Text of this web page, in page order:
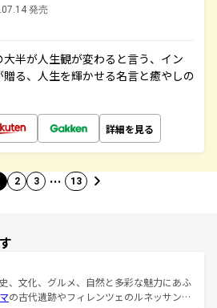
発売
半が人生観が変わると言う、イン
贈る、人生を輝かせる名言と癒やしの
詳細を見る
2 3 … 13
、文化、グルメ、自然と多彩な魅力にあふ
の古代遺跡やフィレンツェのルネッサンス